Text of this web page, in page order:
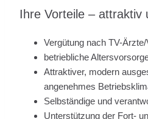
Ihre Vorteile – attraktiv
Vergütung nach TV-
betriebliche
Attraktiver, modern
angenehmes
Selbständige und
Unterstützung der Fort-